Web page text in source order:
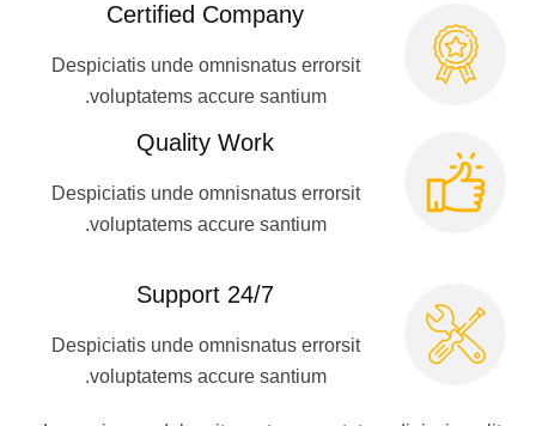
Certified Company
Despiciatis unde omnisnatus errorsit
voluptatems accure santium.
Quality Work
Despiciatis unde omnisnatus errorsit
voluptatems accure santium.
24/7 Support
Despiciatis unde omnisnatus errorsit
voluptatems accure santium.